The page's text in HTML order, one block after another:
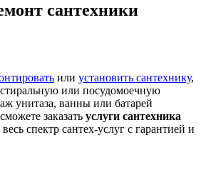
сантехники
или установить сантехнику,
или посудомоечную
унитаза, ванны или батарей
заказать услуги сантехника
спектр сантех-услуг c гарантией и